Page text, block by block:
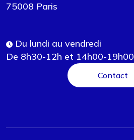
75008 Paris
Du lundi au vendredi
De 8h30-12h et 14h00-19h00
Contact